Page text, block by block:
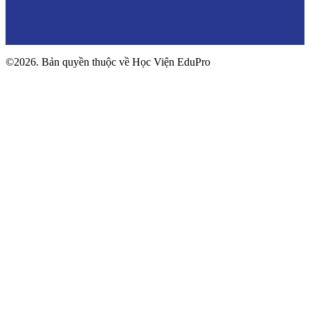
©2026. Bản quyền thuộc về Học Viện EduPro